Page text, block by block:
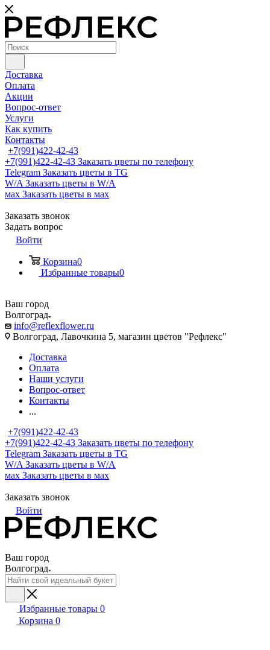
Доставка
Оплата
Акции
Вопрос-ответ
Услуги
Как купить
Контакты
+7(991)422-42-43
+7(991)422-42-43 Заказать цветы по телефону
Telegram Заказать цветы в TG
W/A Заказать цветы в W/A
мах Заказать цветы в мах
Заказать звонок
Задать вопрос
Войти
Корзина0
Избранные товары0
Ваш город
Волгоград
info@reflexflower.ru
Волгоград, Лавочкина 5, магазин цветов "Рефлекс"
Доставка
Оплата
Наши услуги
Вопрос-ответ
Контакты
...
+7(991)422-42-43
+7(991)422-42-43 Заказать цветы по телефону
Telegram Заказать цветы в TG
W/A Заказать цветы в W/A
мах Заказать цветы в мах
Заказать звонок
Войти
Ваш город
Волгоград
Избранные товары 0
Корзина 0